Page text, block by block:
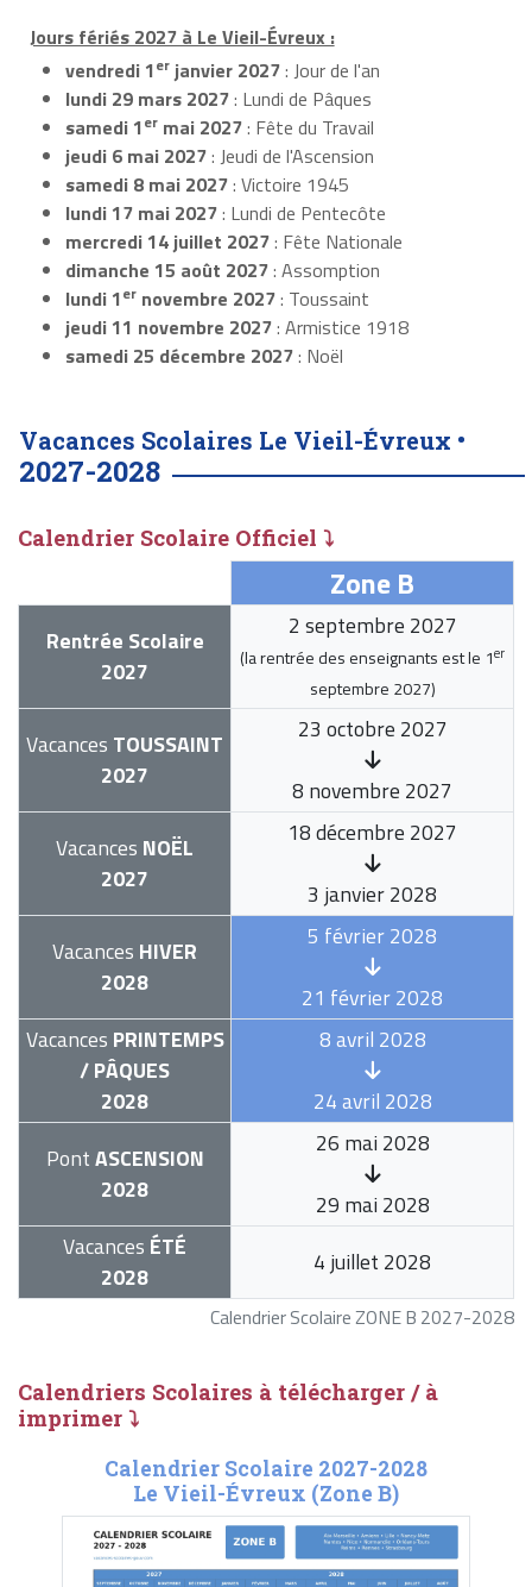
Jours fériés 2027 à Le Vieil-Évreux :
vendredi 1er janvier 2027: Jour de l'an
lundi 29 mars 2027: Lundi de Pâques
samedi 1er mai 2027: Fête du Travail
jeudi 6 mai 2027: Jeudi de l'Ascension
samedi 8 mai 2027: Victoire 1945
lundi 17 mai 2027: Lundi de Pentecôte
mercredi 14 juillet 2027: Fête Nationale
dimanche 15 août 2027: Assomption
lundi 1er novembre 2027: Toussaint
jeudi 11 novembre 2027: Armistice 1918
samedi 25 décembre 2027: Noël
Vacances Scolaires Le Vieil-Évreux •
2027-2028
Calendrier Scolaire Officiel ⤵
Calendrier Scolaire ZONE B 2027-2028
Zone B
Rentrée Scolaire
2027
2 septembre 2027
(la rentrée des enseignants est le 1er
septembre 2027)
Vacances TOUSSAINT
2027
23 octobre 2027
8 novembre 2027
Vacances NOËL
2027
18 décembre 2027
3 janvier 2028
Vacances HIVER
2028
5 février 2028
21 février 2028
Vacances PRINTEMPS
/ PÂQUES
2028
8 avril 2028
24 avril 2028
PontASCENSION
2028
26 mai 2028
29 mai 2028
Vacances ÉTÉ
2028
4 juillet 2028
Calendriers Scolaires à télécharger / à
imprimer ⤵
Calendrier Scolaire 2027-2028
Le Vieil-Évreux (Zone B)